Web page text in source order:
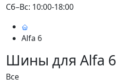
Сб–Вс: 10:00-18:00
Alfa 6
Шины для Alfa 6
Все